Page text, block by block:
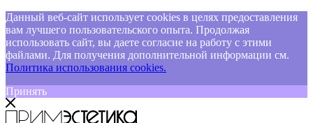
Данный веб-сайт использует cookies в целях предоставления
вам лучшего пользовательского опыта. Продолжая
использовать сайт, вы даете согласие на работу с этими
файлами. Для получения дополнительной информации см.
Политика использования cookies.
Принять